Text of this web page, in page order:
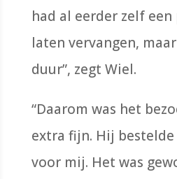
had al eerder zelf
laten vervangen,
duur”, zegt Wiel.
“Daarom was het
extra fijn. Hij
voor mij. Het was